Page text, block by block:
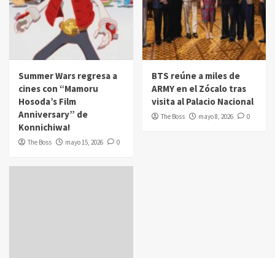
Summer Wars regresa a
cines con “Mamoru
Hosoda’s Film
Anniversary” de
Konnichiwa!
The Boss mayo 15, 2026 0
BTS reúne a miles de
ARMY en el Zócalo tras
visita al Palacio Nacional
The Boss mayo 8, 2026 0